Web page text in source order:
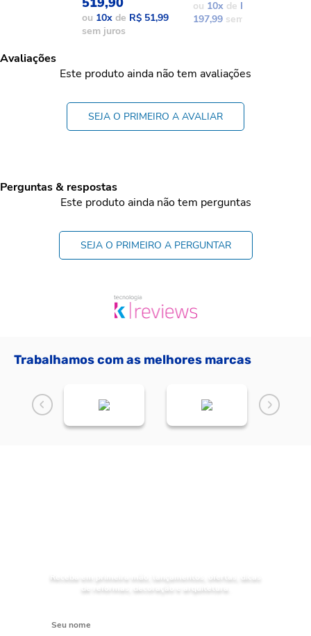
ou 10xde R$ 51,99
sem juros
ou 10xde R$
197,99sem juros
Avaliações
Este produto ainda não tem avaliações
SEJA O PRIMEIRO A AVALIAR
Perguntas & respostas
Este produto ainda não tem perguntas
SEJA O PRIMEIRO A PERGUNTAR
Trabalhamos com as melhores marcas
Receba em primeira mão, lançamentos, ofertas, dicas
de reformas, decoração e arquitetura.